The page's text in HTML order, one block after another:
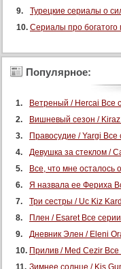
Турецкие сериалы о
Сериалы про богатого
Популярное:
Ветреный / Hercai Все
Вишневый сезон /
Правосудие / Yargi
Девушка за стеклом /
Все, что мне осталось
Я назвала ее Фериха
Три сестры / Uc Kiz
Плен / Esaret Все
Дневник Элен / Eleni
Прилив / Med Cezir Все
Зимнее солнце / Kis